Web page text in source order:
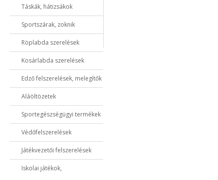
Táskák, hátizsákok
Sportszárak, zoknik
Röplabda szerelések
Kosárlabda szerelések
Edző felszerelések, melegítők
Aláöltözetek
Sportegészségügyi termékek
Védőfelszerelések
Játékvezetői felszerelések
Iskolai játékok,